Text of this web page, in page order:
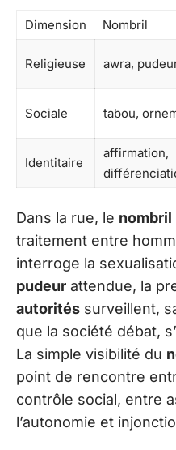
Dimension Nombril
Religieuse awra,
Sociale tabou,
Identitaire
affirmation,
Dans la rue, le nombril
traitement entre
interroge la
pudeur attendue, la
autorités surveillent,
que la société débat,
La simple visibilité du
point de rencontre
contrôle social, entre
l’autonomie et